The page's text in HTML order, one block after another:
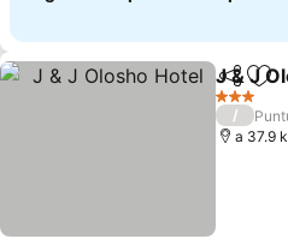
J & J
3 Estrellas
/
a 37.9